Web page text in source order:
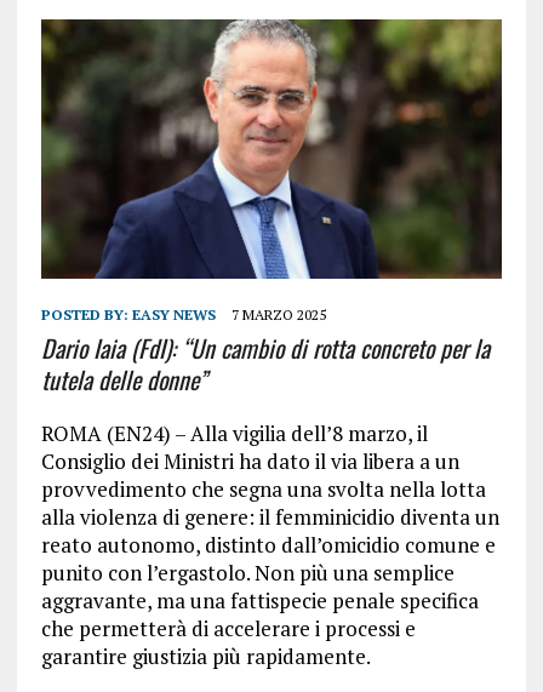
POSTED BY: EASY NEWS 7 MARZO 2025
Dario Iaia (FdI): “Un cambio di rotta concreto per la
tutela delle donne”
ROMA (EN24) – Alla vigilia dell’8 marzo, il
Consiglio dei Ministri ha dato il via libera a un
provvedimento che segna una svolta nella lotta
alla violenza di genere: il femminicidio diventa un
reato autonomo, distinto dall’omicidio comune e
punito con l’ergastolo. Non più una semplice
aggravante, ma una fattispecie penale specifica
che permetterà di accelerare i processi e
garantire giustizia più rapidamente.